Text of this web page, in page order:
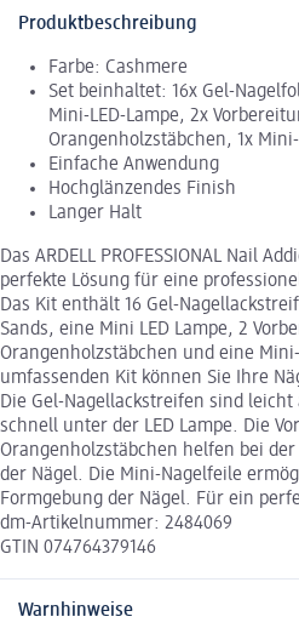
Produktbeschreibung
Farbe: Cashmere
Set beinhaltet: 16x Gel-
Mini-LED-Lampe, 2x
Orangenholzstäbchen, 1x
Einfache Anwendung
Hochglänzendes Finish
Langer Halt
Das ARDELL PROFESSIONAL Nail
perfekte Lösung für eine
Das Kit enthält 16 Gel-
Sands, eine Mini LED Lampe, 2
Orangenholzstäbchen und eine
umfassenden Kit können Sie Ihre
Die Gel-Nagellackstreifen sind
schnell unter der LED Lampe. Die
Orangenholzstäbchen helfen bei
der Nägel. Die Mini-Nagelfeile
Formgebung der Nägel. Für ein
dm-Artikelnummer: 2484069
GTIN 074764379146
Warnhinweise